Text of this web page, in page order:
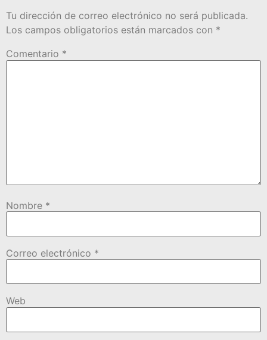
Tu dirección de correo electrónico no será publicada.
Los campos obligatorios están marcados con *
Comentario *
Nombre *
Correo electrónico *
Web